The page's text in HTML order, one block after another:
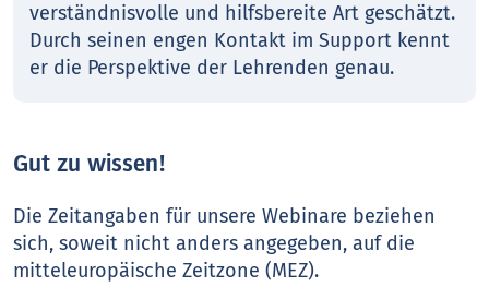
verständnisvolle und hilfsbereite Art geschätzt.
Durch seinen engen Kontakt im Support kennt
er die Perspektive der Lehrenden genau.
Gut zu wissen!
Die Zeitangaben für unsere Webinare beziehen
sich, soweit nicht anders angegeben, auf die
mitteleuropäische Zeitzone (MEZ).